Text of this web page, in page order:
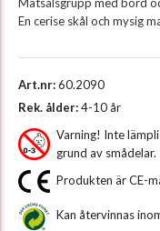
En cerise skål och mysig
Art.nr:60.2090
Rek. ålder:4-10 år
Varning! Inte
grund av smådelar.
Produkten är CE-
Kan återvinnas